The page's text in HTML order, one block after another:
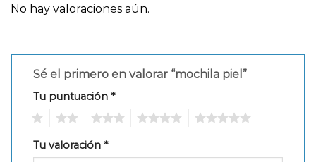
No hay valoraciones aún.
Sé el primero en valorar “mochila piel”
Tu puntuación *
Tu valoración *